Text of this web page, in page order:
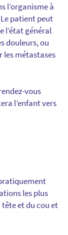
l’organisme à
patient peut
l’état général
douleurs, ou
les métastases
vous
l’enfant vers
les plus
et du cou et